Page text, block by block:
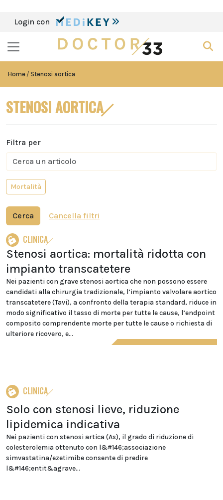
Login con
Home Stenosi aortica
STENOSI AORTICA
Filtra per
Mortalità
Cerca Cancella filtri
CLINICA
Stenosi aortica: mortalità ridotta con
impianto transcatetere
Nei pazienti con grave stenosi aortica che non possono essere
candidati alla chirurgia tradizionale, l’impianto valvolare aortico
transcatetere (Tavi), a confronto della terapia standard, riduce in
modo significativo il tasso di morte per tutte le cause, l’endpoint
composito comprendente morte per tutte le cause o richiesta di
ulteriore ricovero, e...
CLINICA
Solo con stenosi lieve, riduzione
lipidemica indicativa
Nei pazienti con stenosi artica (As), il grado di riduzione di
colesterolemia ottenuto con l&#146;associazione
simvastatina/ezetimibe consente di predire
l&#146;entit&agrave...